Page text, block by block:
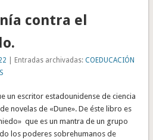
contra el
| Entradas archivadas:COEDUCACIÓN
un escritor estadounidense de ciencia
novelas de «Dune». De éste libro es
que es un mantra de un grupo
los poderes sobrehumanos de